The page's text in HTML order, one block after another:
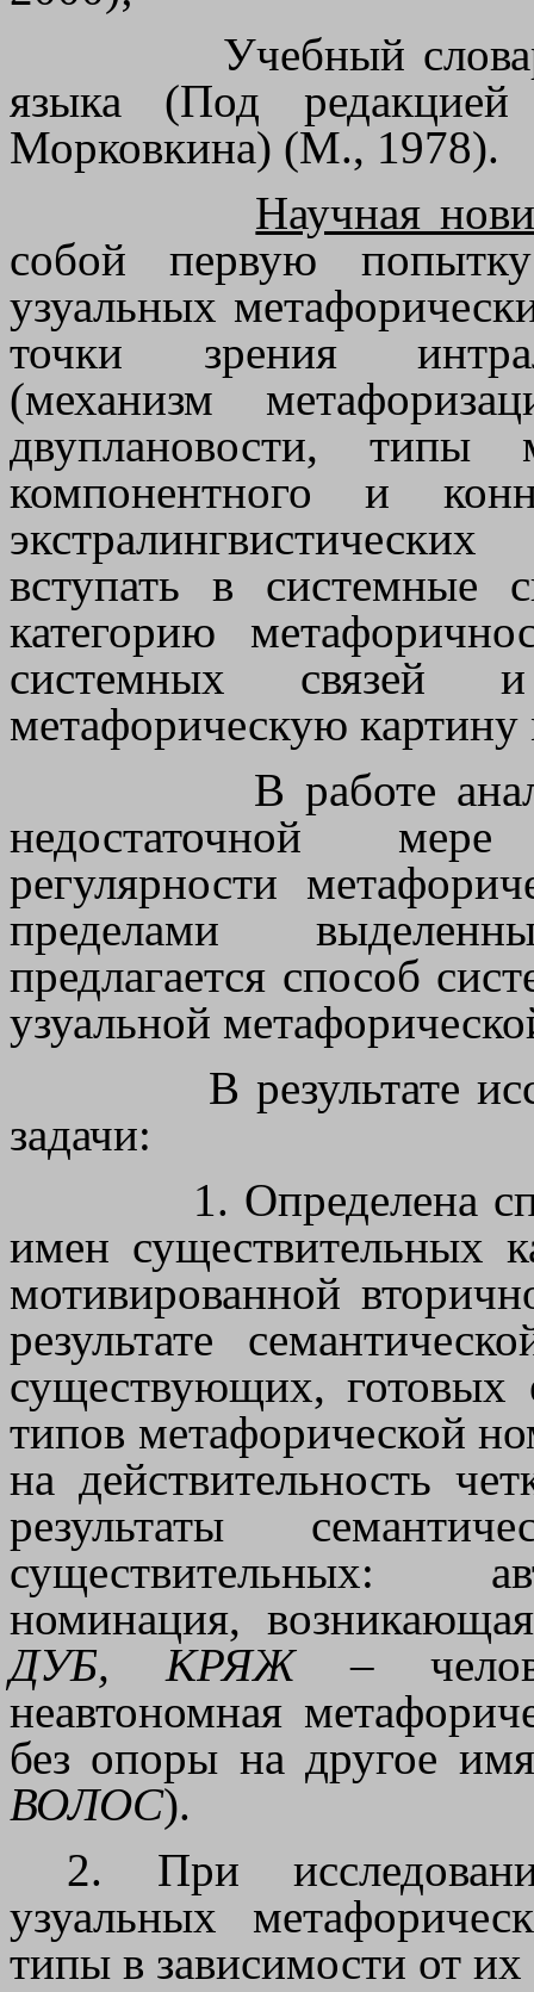
Учебный
языка (Под
Морковкина) (М., 1978).
Научная
собой первую попытку
узуальных
точки зрения
(механизм
двуплановости,
компонентного и
вступать в системные
категорию
системных связей и
метафорическую
В работе
недостаточной
регулярности
пределами
предлагается способ
узуальной
В результате
задачи:
1. Определена
имен существительных
мотивированной
результате
существующих,
типов метафорической
на действительность
результаты
существительных:
номинация,
ДУБ, КРЯЖ–
неавтономная
без опоры на другое
ВОЛОС).
2. При
узуальных
типы в зависимости от